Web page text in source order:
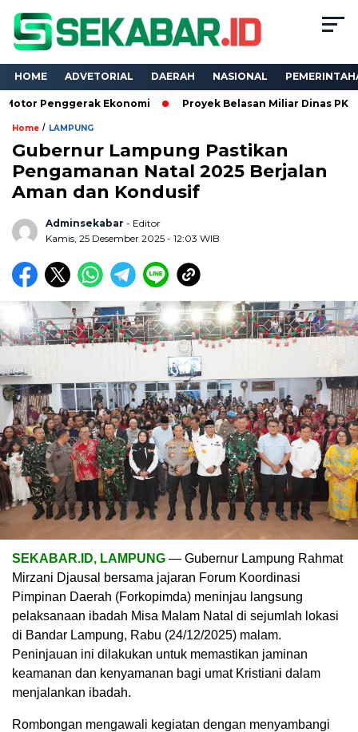
HOME ADVETORIAL DAERAH NASIONAL
Ekonomi Proyek Belasan Miliar Dinas PKPCK
Home / LAMPUNG
Gubernur Lampung Pastikan
Pengamanan Natal 2025 Berjalan
Aman dan Kondusif
Adminsekabar - Editor
Kamis, 25 Desember 2025 - 12:03 WIB
SEKABAR.ID, LAMPUNG — Gubernur Lampung Rahmat
Mirzani Djausal bersama jajaran Forum Koordinasi
Pimpinan Daerah (Forkopimda) meninjau langsung
pelaksanaan ibadah Misa Malam Natal di sejumlah lokasi
di Bandar Lampung, Rabu (24/12/2025) malam.
Peninjauan ini dilakukan untuk memastikan jaminan
keamanan dan kenyamanan bagi umat Kristiani dalam
menjalankan ibadah.
​Rombongan mengawali kegiatan dengan menyambangi